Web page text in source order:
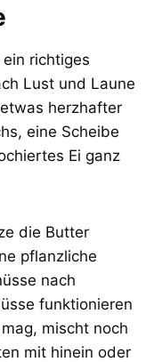
richtiges
Lust und Laune
herzhafter
eine Scheibe
Ei ganz
die Butter
pflanzliche
nach
funktionieren
mischt noch
mit hinein oder